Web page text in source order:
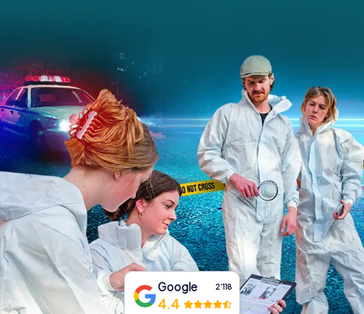
INT AT
ES
IE
IT
NL
Tickets buchen
Gutscheine bestellen
Google 2‘118
4.4